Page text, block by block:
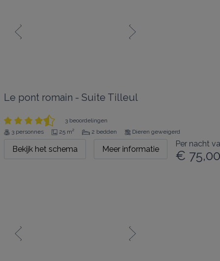
Le pont romain - Suite Tilleul
3 beoordelingen
3 personnes
25 m² 2 bedden Dieren geweigerd
Bekijk het schema Meer informatie
Per nacht
€ 75,00